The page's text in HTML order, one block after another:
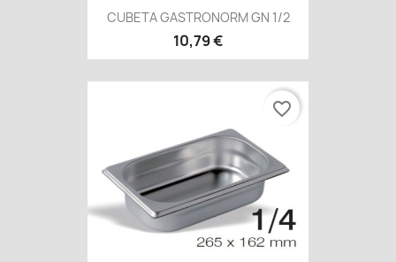
CUBETA GASTRONORM GN 1/2
10,79 €
favorite_border